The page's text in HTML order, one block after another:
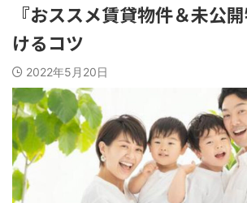
『おススメ賃貸物件＆未公
けるコツ
2022年5月20日